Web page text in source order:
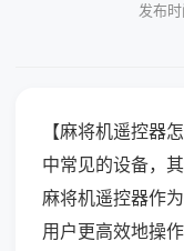
发布
【麻将机遥控器
中常见的设备，
麻将机遥控器作
用户更高效地操作